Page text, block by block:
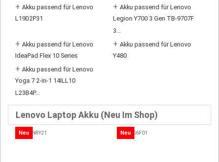
+ Akku passend für Lenovo
L19D2P31
+ Akku passend für Lenovo
Legion Y700 3 Gen TB-9707F
3...
+ Akku passend für Lenovo
IdeaPad Flex 10 Series
+ Akku passend für Lenovo
Y480
+ Akku passend für Lenovo
Yoga 7 2-in-1 14ILL10
L23B4P...
Lenovo Laptop Akku (Neu Im Shop)
Neu Neu